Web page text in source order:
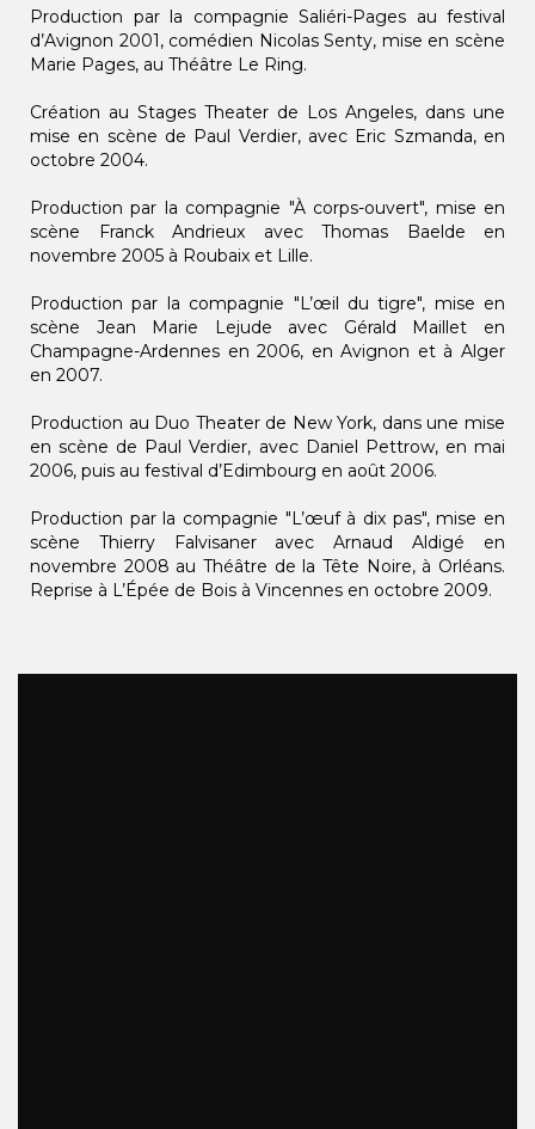
Production par la compagnie Saliéri-Pages au festival
d’Avignon 2001, comédien Nicolas Senty, mise en scène
Marie Pages, au Théâtre Le Ring.
Création au Stages Theater de Los Angeles, dans une
mise en scène de Paul Verdier, avec Eric Szmanda, en
octobre 2004.
Production par la compagnie "À corps-ouvert", mise en
scène Franck Andrieux avec Thomas Baelde en
novembre 2005 à Roubaix et Lille.
Production par la compagnie "L’œil du tigre", mise en
scène Jean Marie Lejude avec Gérald Maillet en
Champagne-Ardennes en 2006, en Avignon et à Alger
en 2007.
Production au Duo Theater de New York, dans une mise
en scène de Paul Verdier, avec Daniel Pettrow, en mai
2006, puis au festival d’Edimbourg en août 2006.
Production par la compagnie "L’œuf à dix pas", mise en
scène Thierry Falvisaner avec Arnaud Aldigé en
novembre 2008 au Théâtre de la Tête Noire, à Orléans.
Reprise à L’Épée de Bois à Vincennes en octobre 2009.